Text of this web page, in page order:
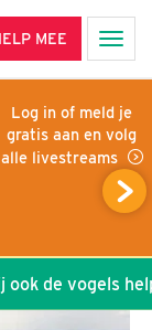
MEE
Log in of meld je
gratis aan en volg
alle livestreams
de vogels